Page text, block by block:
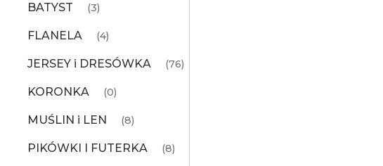
BATYST (3)
FLANELA (4)
JERSEY i DRESÓWKA (76)
KORONKA (0)
MUŚLIN i LEN (8)
PIKÓWKI I FUTERKA (8)